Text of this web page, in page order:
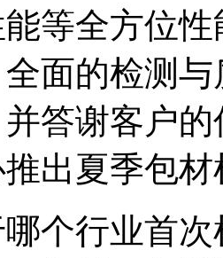
等全方位
面的检测
答谢客户
出夏季包
个行业首